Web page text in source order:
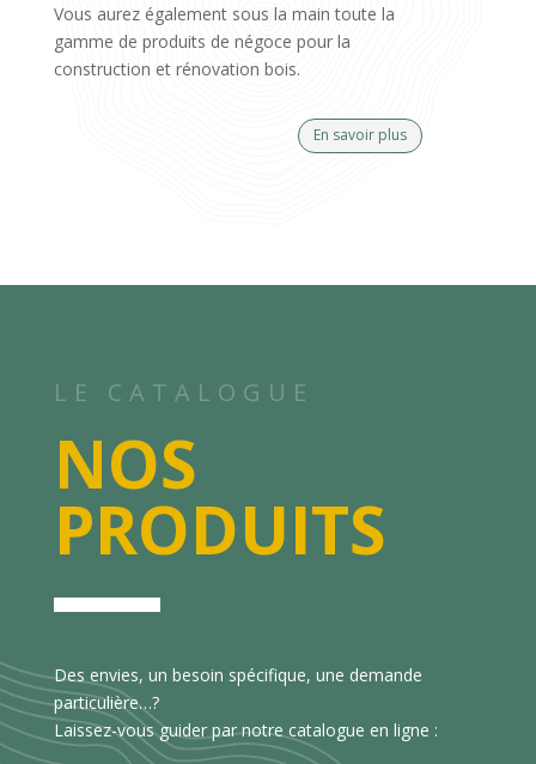
Vous aurez également sous la main toute la
gamme de produits de négoce pour la
construction et rénovation bois.
En savoir plus
LE CATALOGUE
NOS
PRODUITS
Des envies, un besoin spécifique, une demande
particulière…?
Laissez-vous guider par notre catalogue en ligne :